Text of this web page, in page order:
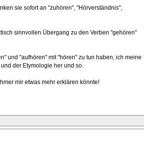
sie sofort an "zuhören", "Hörverständnis",
sinnvollen Übergang zu den Verben "gehören"
und "aufhören" mit "hören" zu tun haben, ich meine
der Etymologie her und so.
mir etwas mehr erklären könnte!